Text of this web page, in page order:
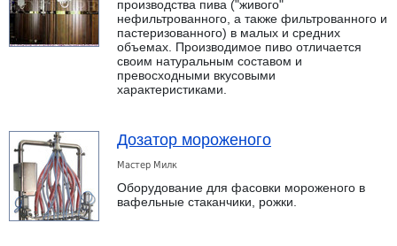
производства пива ("живого"
нефильтрованного, а также фильтрованного и
пастеризованного) в малых и средних
объемах. Производимое пиво отличается
своим натуральным составом и
превосходными вкусовыми
характеристиками.
Дозатор мороженого
Мастер Милк
Оборудование для фасовки мороженого в
вафельные стаканчики, рожки.